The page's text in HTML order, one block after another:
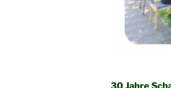
30 Jahre